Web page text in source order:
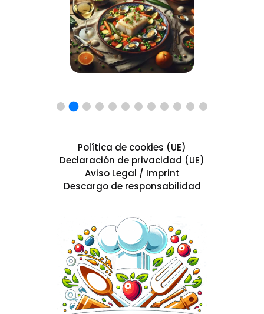
Política de cookies (UE)
Declaración de privacidad (UE)
Aviso Legal / Imprint
Descargo de responsabilidad